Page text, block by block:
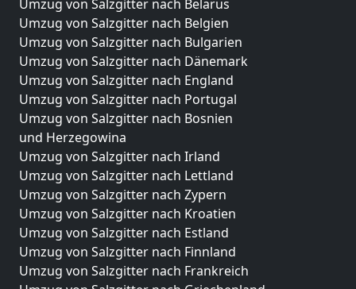
Umzug von Salzgitter nach Belarus
Umzug von Salzgitter nach Belgien
Umzug von Salzgitter nach Bulgarien
Umzug von Salzgitter nach Dänemark
Umzug von Salzgitter nach England
Umzug von Salzgitter nach Portugal
Umzug von Salzgitter nach Bosnien
und Herzegowina
Umzug von Salzgitter nach Irland
Umzug von Salzgitter nach Lettland
Umzug von Salzgitter nach Zypern
Umzug von Salzgitter nach Kroatien
Umzug von Salzgitter nach Estland
Umzug von Salzgitter nach Finnland
Umzug von Salzgitter nach Frankreich